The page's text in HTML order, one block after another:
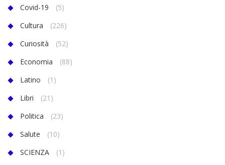
Covid-19
(5)
Cultura
(226)
Curiosità
(52)
Economia
(88)
Latino
(1)
Libri
(21)
Politica
(23)
Salute
(10)
SCIENZA
(1)